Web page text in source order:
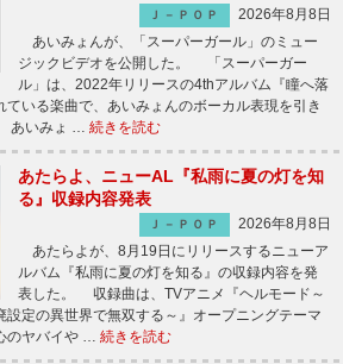
Ｊ－ＰＯＰ
2026年8月8日
あいみょんが、「スーパーガール」のミュー
ジックビデオを公開した。 「スーパーガー
ル」は、2022年リリースの4thアルバム『瞳へ落
ている楽曲で、あいみょんのボーカル表現を引き
あいみょ … 続きを読む
あたらよ、ニューAL『私雨に夏の灯を知
る』収録内容発表
Ｊ－ＰＯＰ
2026年8月8日
あたらよが、8月19日にリリースするニューア
ルバム『私雨に夏の灯を知る』の収録内容を発
表した。 収録曲は、TVアニメ『ヘルモード～
定の異世界で無双する～』オープニングテーマ
のヤバイや … 続きを読む